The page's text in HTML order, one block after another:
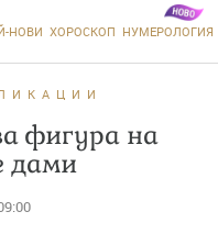
НОВИ ХОРОСКОП НУМЕРОЛОГИЯ
фигура на
дами